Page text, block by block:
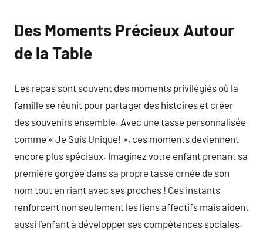
Des Moments Précieux Autour
de la Table
Les repas sont souvent des moments privilégiés où la
famille se réunit pour partager des histoires et créer
des souvenirs ensemble. Avec une tasse personnalisée
comme « Je Suis Unique! », ces moments deviennent
encore plus spéciaux. Imaginez votre enfant prenant sa
première gorgée dans sa propre tasse ornée de son
nom tout en riant avec ses proches ! Ces instants
renforcent non seulement les liens affectifs mais aident
aussi l’enfant à développer ses compétences sociales.